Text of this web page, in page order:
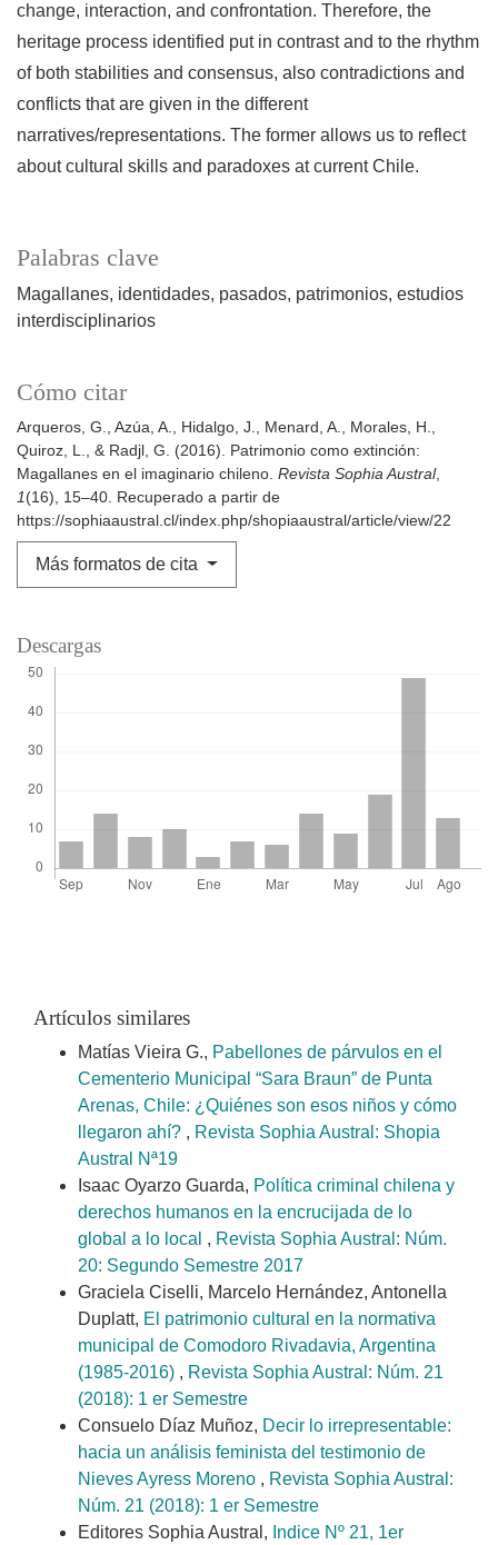
Palabras clave
Magallanes identidades pasados patrimonios estudios
interdisciplinarios
Cómo citar
Arqueros, G., Azúa, A., Hidalgo, J., Menard, A., Morales, H.,
Quiroz, L., & Radjl, G. (2016). Patrimonio como extinción:
Magallanes en el imaginario chileno. Revista Sophia Austral,
1(16), 15–40. Recuperado a partir de
https://sophiaaustral.cl/index.php/shopiaaustral/article/view/22
Más formatos de cita
change, interaction, and confrontation. Therefore, the
heritage process identified put in contrast and to the rhythm
of both stabilities and consensus, also contradictions and
conflicts that are given in the different
narratives/representations. The former allows us to reflect
about cultural skills and paradoxes at current Chile.
Descargas
Artículos similares
Matías Vieira G., Pabellones de párvulos en el
Cementerio Municipal “Sara Braun” de Punta
Arenas, Chile: ¿Quiénes son esos niños y cómo
llegaron ahí? , Revista Sophia Austral: Shopia
Austral Nª19
Isaac Oyarzo Guarda, Política criminal chilena y
derechos humanos en la encrucijada de lo
global a lo local , Revista Sophia Austral: Núm.
20: Segundo Semestre 2017
Graciela Ciselli, Marcelo Hernández, Antonella
Duplatt, El patrimonio cultural en la normativa
municipal de Comodoro Rivadavia, Argentina
(1985-2016) , Revista Sophia Austral: Núm. 21
(2018): 1 er Semestre
Consuelo Díaz Muñoz, Decir lo irrepresentable:
hacia un análisis feminista del testimonio de
Nieves Ayress Moreno , Revista Sophia Austral:
Núm. 21 (2018): 1 er Semestre
Editores Sophia Austral, Indice Nº 21, 1er